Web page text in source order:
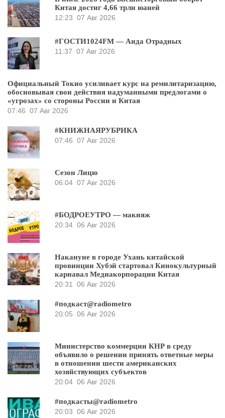
Китая достиг 4,66 трлн юаней
12:23 07 Авг 2026
#ГОСТИ1024FM — Аида Отрадных
11:37 07 Авг 2026
Официальный Токио усиливает курс на ремилитаризацию,
обосновывая свои действия надуманными предлогами о
«угрозах» со стороны России и Китая
07:46 07 Авг 2026
#КНИЖНАЯРУБРИКА
07:46 07 Авг 2026
Сезон Лицю
06:04 07 Авг 2026
#БОДРОЕУТРО — макияж
20:34 06 Авг 2026
Накануне в городе Ухань китайской
провинции Хубэй стартовал Кинокультурный
карнавал Медиакорпорации Китая
20:31
06 Авг 2026
#подкаст@radiometro
20:05 06 Авг 2026
Министерство коммерции КНР в среду
объявило о решении принять ответные меры
в отношении шести американских
хозяйствующих субъектов
20:04 06 Авг 2026
#подкасты@radiometro
20:03 06 Авг 2026